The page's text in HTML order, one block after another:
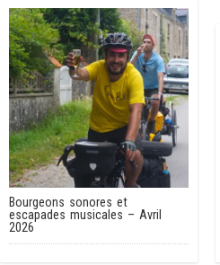
Bourgeons sonores et
escapades musicales – Avril
2026